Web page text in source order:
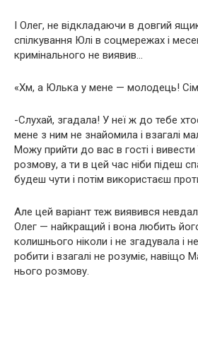
І Олег, не відкладаючи в довгий
спілкування Юлі в соцмережах і
кримінального не виявив…
«Хм, а Юлька у мене — молодець!
-Слухай, згадала! У неї ж до тебе
мене з ним не знайомила і взагалі
Можу прийти до вас в гості і вивести
розмову, а ти в цей час ніби підеш
будеш чути і потім використаєш
Але цей варіант теж виявився
Олег — найкращий і вона любить
колишнього ніколи і не згадувала і
робити і взагалі не розуміє, навіщо
нього розмову.